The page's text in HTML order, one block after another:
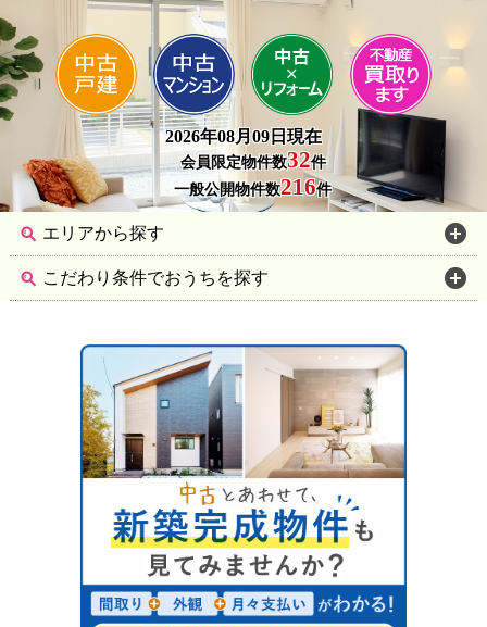
2026年08月09日現在
会員限定物件数32件
一般公開物件数216件
エリアから探す
こだわり条件でおうちを探す